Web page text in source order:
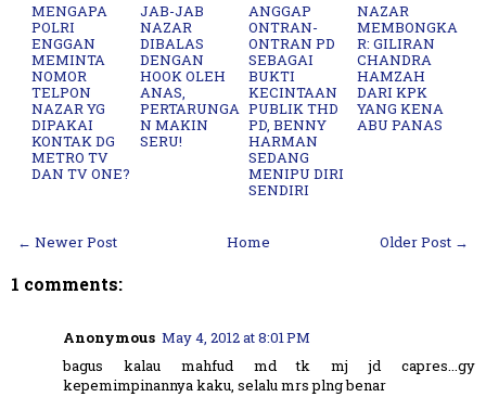
MENGAPA
POLRI
ENGGAN
MEMINTA
NOMOR
TELPON
NAZAR YG
DIPAKAI
KONTAK DG
METRO TV
DAN TV ONE?
JAB-JAB
NAZAR
DIBALAS
DENGAN
HOOK OLEH
ANAS,
PERTARUNGA
N MAKIN
SERU!
ANGGAP
ONTRAN-
ONTRAN PD
SEBAGAI
BUKTI
KECINTAAN
PUBLIK THD
PD, BENNY
HARMAN
SEDANG
MENIPU DIRI
SENDIRI
NAZAR
MEMBONGKA
R: GILIRAN
CHANDRA
HAMZAH
DARI KPK
YANG KENA
ABU PANAS
← Newer Post Older Post →
Home
1 comments:
Anonymous May 4, 2012 at 8:01 PM
bagus kalau mahfud md tk mj jd capres...gy
kepemimpinannya kaku, selalu mrs plng benar